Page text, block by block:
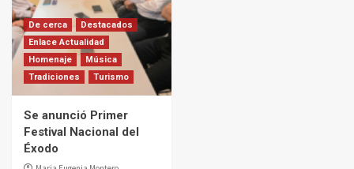
De cerca
Destacados
Enlace Actualidad
Homenaje
Música
Tradiciones
Turismo
Se anunció Primer
Festival Nacional del
Éxodo